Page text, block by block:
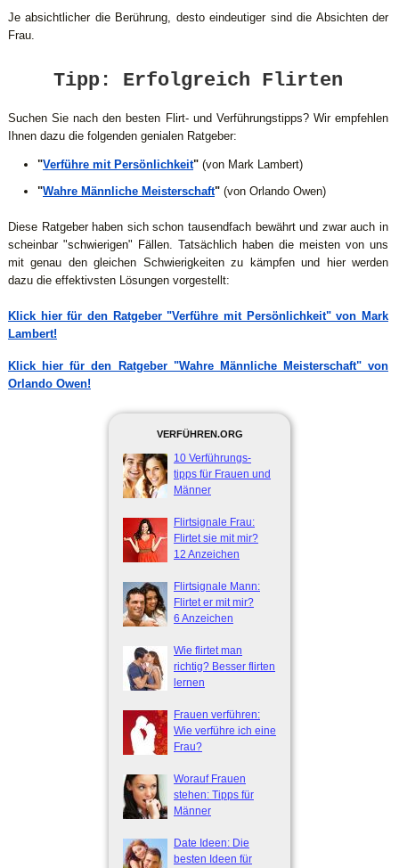
Je absichtlicher die Berührung, desto eindeutiger sind die Absichten der
Frau.
Tipp: Erfolgreich Flirten
Suchen Sie nach den besten Flirt- und Verführungstipps? Wir empfehlen
Ihnen dazu die folgenden genialen Ratgeber:
"Verführe mit Persönlichkeit" (von Mark Lambert)
"Wahre Männliche Meisterschaft" (von Orlando Owen)
Diese Ratgeber haben sich schon tausendfach bewährt und zwar auch in
scheinbar "schwierigen" Fällen. Tatsächlich haben die meisten von uns
mit genau den gleichen Schwierigkeiten zu kämpfen und hier werden
dazu die effektivsten Lösungen vorgestellt:
Klick hier für den Ratgeber "Verführe mit Persönlichkeit" von Mark
Lambert!
Klick hier für den Ratgeber "Wahre Männliche Meisterschaft" von
Orlando Owen!
VERFÜHREN.ORG
10 Verführungs-
tipps für Frauen und
Männer
Flirtsignale Frau:
Flirtet sie mit mir?
12 Anzeichen
Flirtsignale Mann:
Flirtet er mit mir?
6 Anzeichen
Wie flirtet man
richtig? Besser flirten
lernen
Frauen verführen:
Wie verführe ich eine
Frau?
Worauf Frauen
stehen: Tipps für
Männer
Date Ideen: Die
besten Ideen für